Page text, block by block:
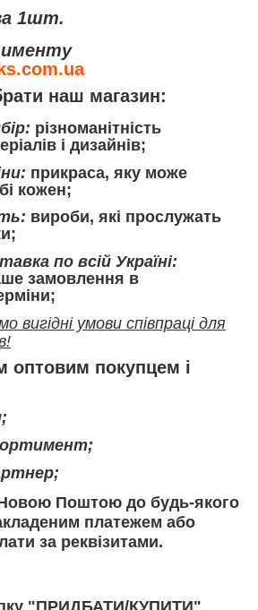
1шт.
наш магазин:
різноманітність
і дизайнів;
прикраса, яку може
кожен;
вироби, які прослужать
по всій Україні:
замовлення в
вигідні умови співпраці для
оптовим покупцем і
Поштою до будь-якого
платежем або
за реквізитами.